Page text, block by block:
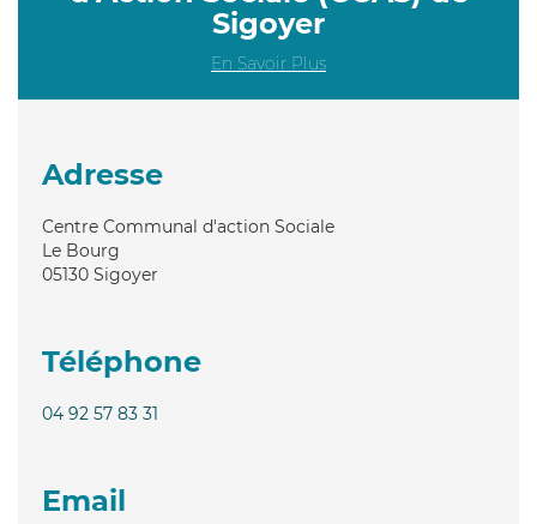
Sigoyer
En Savoir Plus
Adresse
Centre Communal d'action Sociale
Le Bourg
05130 Sigoyer
Téléphone
04 92 57 83 31
Email